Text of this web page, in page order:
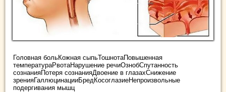
Головная больКожная сыпьТошнотаПовышенная
температураРвотаНарушение речиОзнобСпутанность
сознанияПотеря сознанияДвоение в глазахСнижение
зренияГаллюцинацииБредКосоглазиеНепроизвольные
подергивания мышц